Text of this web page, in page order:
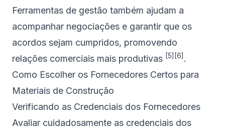
Ferramentas de gestão também ajudam a
acompanhar negociações e garantir que os
acordos sejam cumpridos, promovendo
relações comerciais mais produtivas [5] [6] .
Como Escolher os Fornecedores Certos para
Materiais de Construção
Verificando as Credenciais dos Fornecedores
Avaliar cuidadosamente as credenciais dos